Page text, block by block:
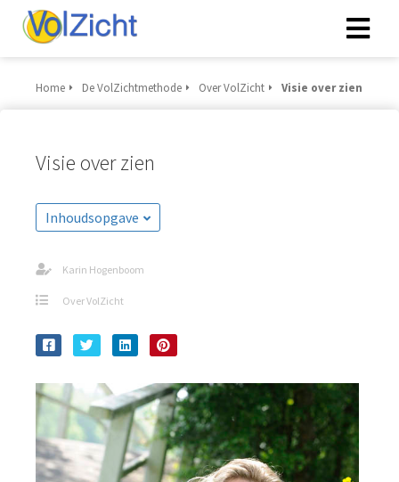
Home De VolZichtmethode Over VolZicht Visie over zien
Visie over zien
Inhoudsopgave
Karin Hogenboom
Over VolZicht